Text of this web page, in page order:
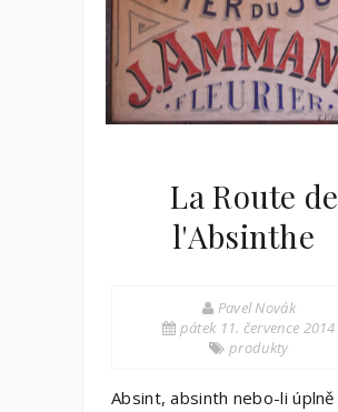
La Route de
l'Absinthe
Pavel Novák
pátek 11. července 2014
produkty
Absint, absinth nebo-li úplně